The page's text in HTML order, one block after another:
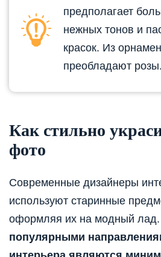
предполагает
нежных тонов и
красок. Из
преобладают розы.
Как стильно
фото
Современные дизайнеры
используют старинные
оформляя их на модный лад.
популярными